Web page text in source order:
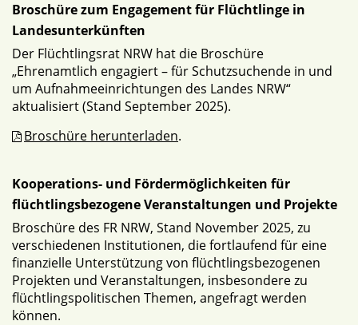
Broschüre zum Engagement für Flüchtlinge in
Landesunterkünften
Der Flüchtlingsrat NRW hat die Broschüre
„Ehrenamtlich engagiert – für Schutzsuchende in und
um Aufnahmeeinrichtungen des Landes NRW“
aktualisiert (Stand September 2025).
Broschüre herunterladen.
Kooperations- und Fördermöglichkeiten für
flüchtlingsbezogene Veranstaltungen und Projekte
Broschüre des FR NRW, Stand November 2025, zu
verschiedenen Institutionen, die fortlaufend für eine
finanzielle Unterstützung von flüchtlingsbezogenen
Projekten und Veranstaltungen, insbesondere zu
flüchtlingspolitischen Themen, angefragt werden
können.